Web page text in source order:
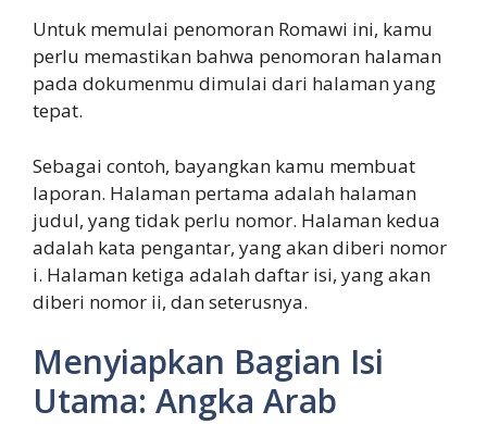
Untuk memulai penomoran Romawi ini, kamu
perlu memastikan bahwa penomoran halaman
pada dokumenmu dimulai dari halaman yang
tepat.
Sebagai contoh, bayangkan kamu membuat
laporan. Halaman pertama adalah halaman
judul, yang tidak perlu nomor. Halaman kedua
adalah kata pengantar, yang akan diberi nomor
i. Halaman ketiga adalah daftar isi, yang akan
diberi nomor ii, dan seterusnya.
Menyiapkan Bagian Isi
Utama: Angka Arab